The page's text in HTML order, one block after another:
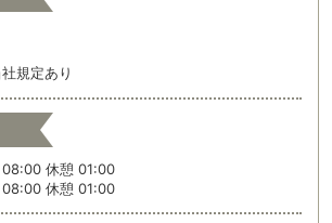
規定あり
休憩 01:00
休憩 01:00